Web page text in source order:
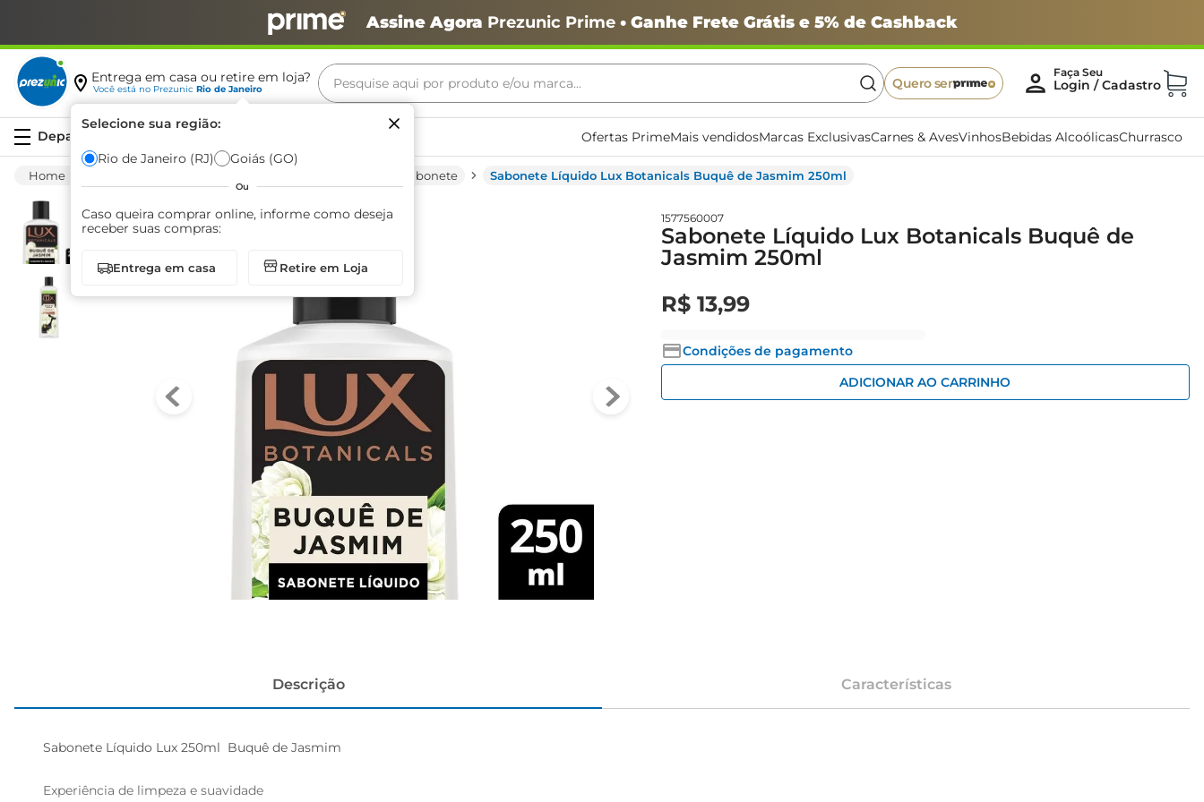
Assine Agora Prezunic Prime• Ganhe Frete Grátis e 5% de Cashback
Entrega em casa ou retire em loja?
Você está no Prezunic Rio de Janeiro
Selecione sua região:
Rio de Janeiro (RJ) Goiás (GO)
Ou
Caso queira comprar online, informe como deseja
receber suas compras:
Entrega em casa Retire em Loja
Pesquise aqui por produto e/ou marca...
Quero ser
Ofertas PrimeMais vendidosMarcas ExclusivasCarnes & AvesVinhosBebidas AlcoólicasChurrasco
Sabonete Sabonete Líquido Lux Botanicals Buquê de Jasmim 250ml
1577560007
Sabonete Líquido Lux Botanicals Buquê de
Jasmim 250ml
R$ 13,99
Condições de pagamento
ADICIONAR AO CARRINHO
Descrição Características
Sabonete Líquido Lux 250ml  Buquê de Jasmim
Experiência de limpeza e suavidade
Termos mais buscados
café
azeite
papel higiênico
cerveja